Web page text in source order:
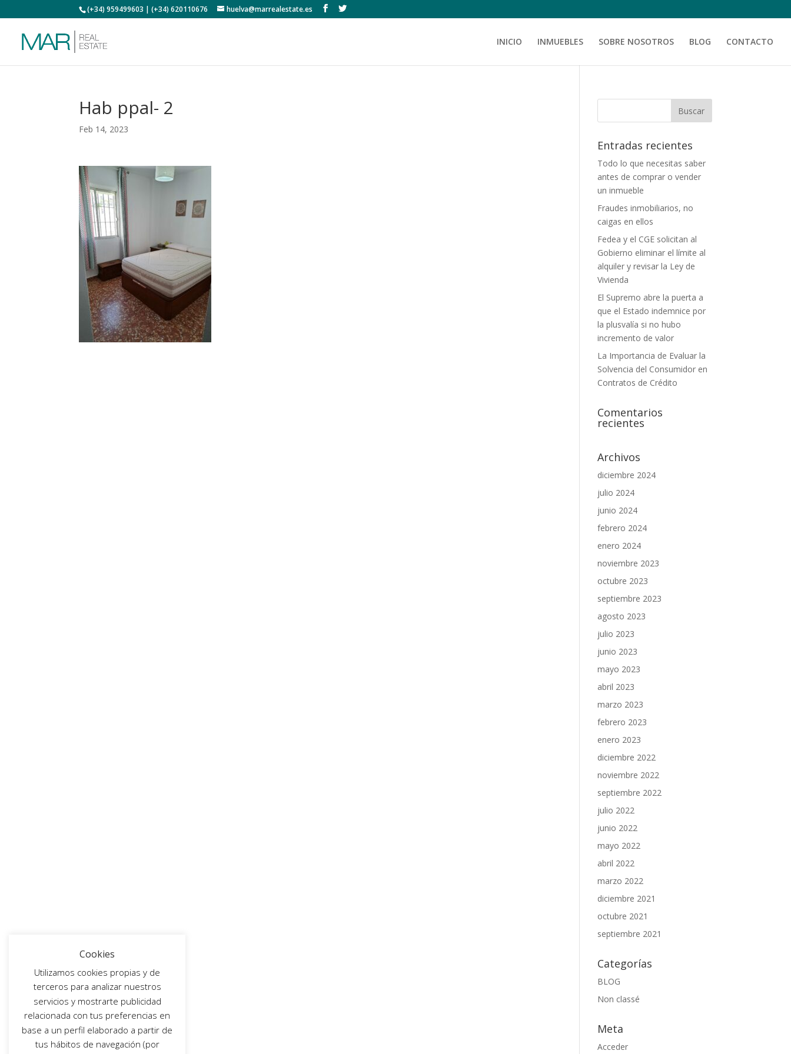
(+34) 959499603 | (+34) 620110676 huelva@marrealestate.es
INICIO INMUEBLES SOBRE NOSOTROS BLOG CONTACTO
Hab ppal- 2
Feb 14, 2023
Entradas recientes
Todo lo que necesitas saber
antes de comprar o vender
un inmueble
Fraudes inmobiliarios, no
caigas en ellos
Fedea y el CGE solicitan al
Gobierno eliminar el límite al
alquiler y revisar la Ley de
Vivienda
El Supremo abre la puerta a
que el Estado indemnice por
la plusvalía si no hubo
incremento de valor
La Importancia de Evaluar la
Solvencia del Consumidor en
Contratos de Crédito
Comentarios
recientes
Archivos
diciembre 2024
julio 2024
junio 2024
febrero 2024
enero 2024
noviembre 2023
octubre 2023
septiembre 2023
agosto 2023
julio 2023
junio 2023
mayo 2023
abril 2023
marzo 2023
febrero 2023
enero 2023
diciembre 2022
noviembre 2022
septiembre 2022
julio 2022
junio 2022
mayo 2022
abril 2022
marzo 2022
diciembre 2021
octubre 2021
septiembre 2021
Categorías
BLOG
Non classé
Meta
Acceder
Cookies
Utilizamos cookies propias y de
terceros para analizar nuestros
servicios y mostrarte publicidad
relacionada con tus preferencias en
base a un perfil elaborado a partir de
tus hábitos de navegación (por